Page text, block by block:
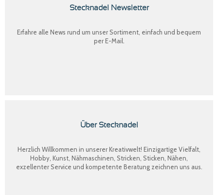
Stecknadel Newsletter
Erfahre alle News rund um unser Sortiment, einfach und bequem
per E-Mail.
Über Stecknadel
Herzlich Willkommen in unserer Kreativwelt! Einzigartige Vielfalt,
Hobby, Kunst, Nähmaschinen, Stricken, Sticken, Nähen,
exzellenter Service und kompetente Beratung zeichnen uns aus.